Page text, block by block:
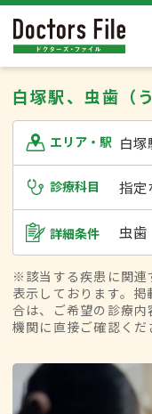
白塚駅、虫歯（う
エリア・駅 白塚
診療科目 指定
詳細条件 虫歯
※該当する疾患に関連
表示しております。
合は、ご希望の診療
機関に直接ご確認くだ